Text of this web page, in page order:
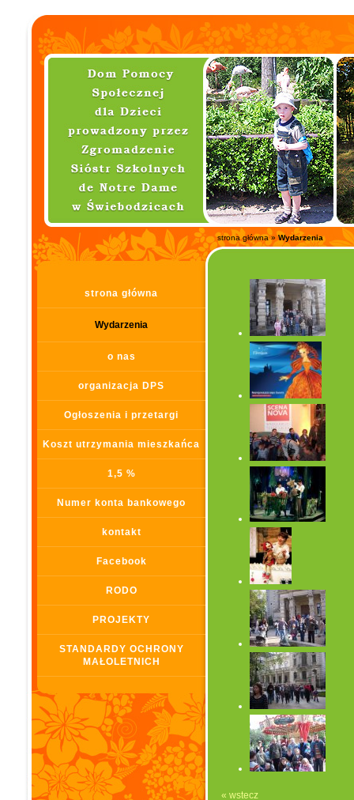
strona główna»Wydarzenia
strona główna
Wydarzenia
o nas
organizacja DPS
Ogłoszenia i przetargi
Koszt utrzymania mieszkańca
1,5 %
Numer konta bankowego
kontakt
Facebook
RODO
PROJEKTY
STANDARDY OCHRONY
MAŁOLETNICH
« wstecz